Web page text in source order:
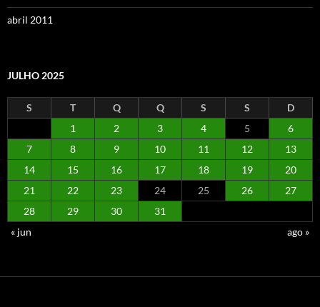
abril 2011
JULHO 2025
S T Q Q S S
D
1
2 3 4 5
6
7
8 9 10 11 12
13
14
15 16 17 18 19
20
21
22 23 24 25 26
27
28
29 30
31
« jun
ago »